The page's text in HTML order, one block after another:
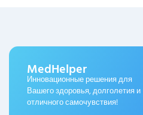
MedHelper
Инновационные решения для
Вашего здоровья, долголетия и
отличного самочувствия!